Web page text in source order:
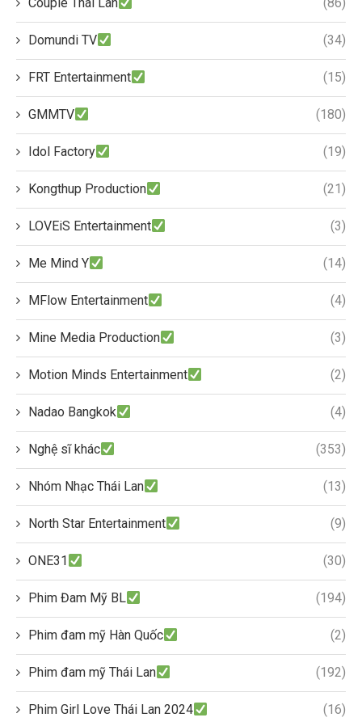
Domundi TV (34)
FRT Entertainment (15)
GMMTV (180)
Idol Factory (19)
Kongthup Production (21)
LOVEiS Entertainment (3)
Me Mind Y (14)
MFlow Entertainment (4)
Mine Media Production (3)
Motion Minds Entertainment (2)
Nadao Bangkok (4)
Nghệ sĩ khác (353)
Nhóm Nhạc Thái Lan (13)
North Star Entertainment (9)
ONE31 (30)
Phim Đam Mỹ BL (194)
Phim đam mỹ Hàn Quốc (2)
Phim đam mỹ Thái Lan (192)
Phim Girl Love Thái Lan 2024 (16)